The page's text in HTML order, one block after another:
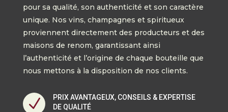
pour sa qualité, son authenticité et son caractère
unique. Nos vins, champagnes et spiritueux
proviennent directement des producteurs et des
maisons de renom, garantissant ainsi
l’authenticité et l’origine de chaque bouteille que
nous mettons à la disposition de nos clients.
N
PRIX AVANTAGEUX, CONSEILS & EXPERTISE
DE QUALITÉ